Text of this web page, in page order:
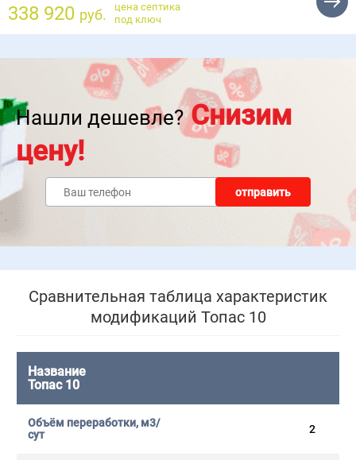
338 920 руб.
цена септика
под ключ
Нашли дешевле?Снизим
цену!
отправить
Сравнительная таблица характеристик
модификаций Топас 10
Топас 10
2